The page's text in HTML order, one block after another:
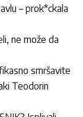
– prok*ckala
ne može da
smršavite
Teodorin